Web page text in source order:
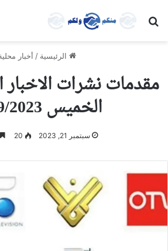
بحث عن
الرئيسية / أخبار
مقدمات نشرات الاخبار
الخميس 21/9/2023
سبتمبر 21, 2023 20